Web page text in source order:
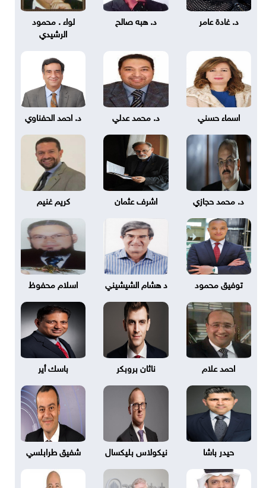
د. غادة عامر د. هبه صالح
لواء . محمود
الرشيدي
اسماء حسني د. محمد عدلي د. احمد الحفناوي
د. محمد حجازي اشرف عثمان كريم غنيم
توفيق محمود د هشام الشيشيني اسلام محفوظ
احمد علام ناثان بروبكر باسك أير
حيدر باشا نيكولاس بليكسال شفيق طرابلسي